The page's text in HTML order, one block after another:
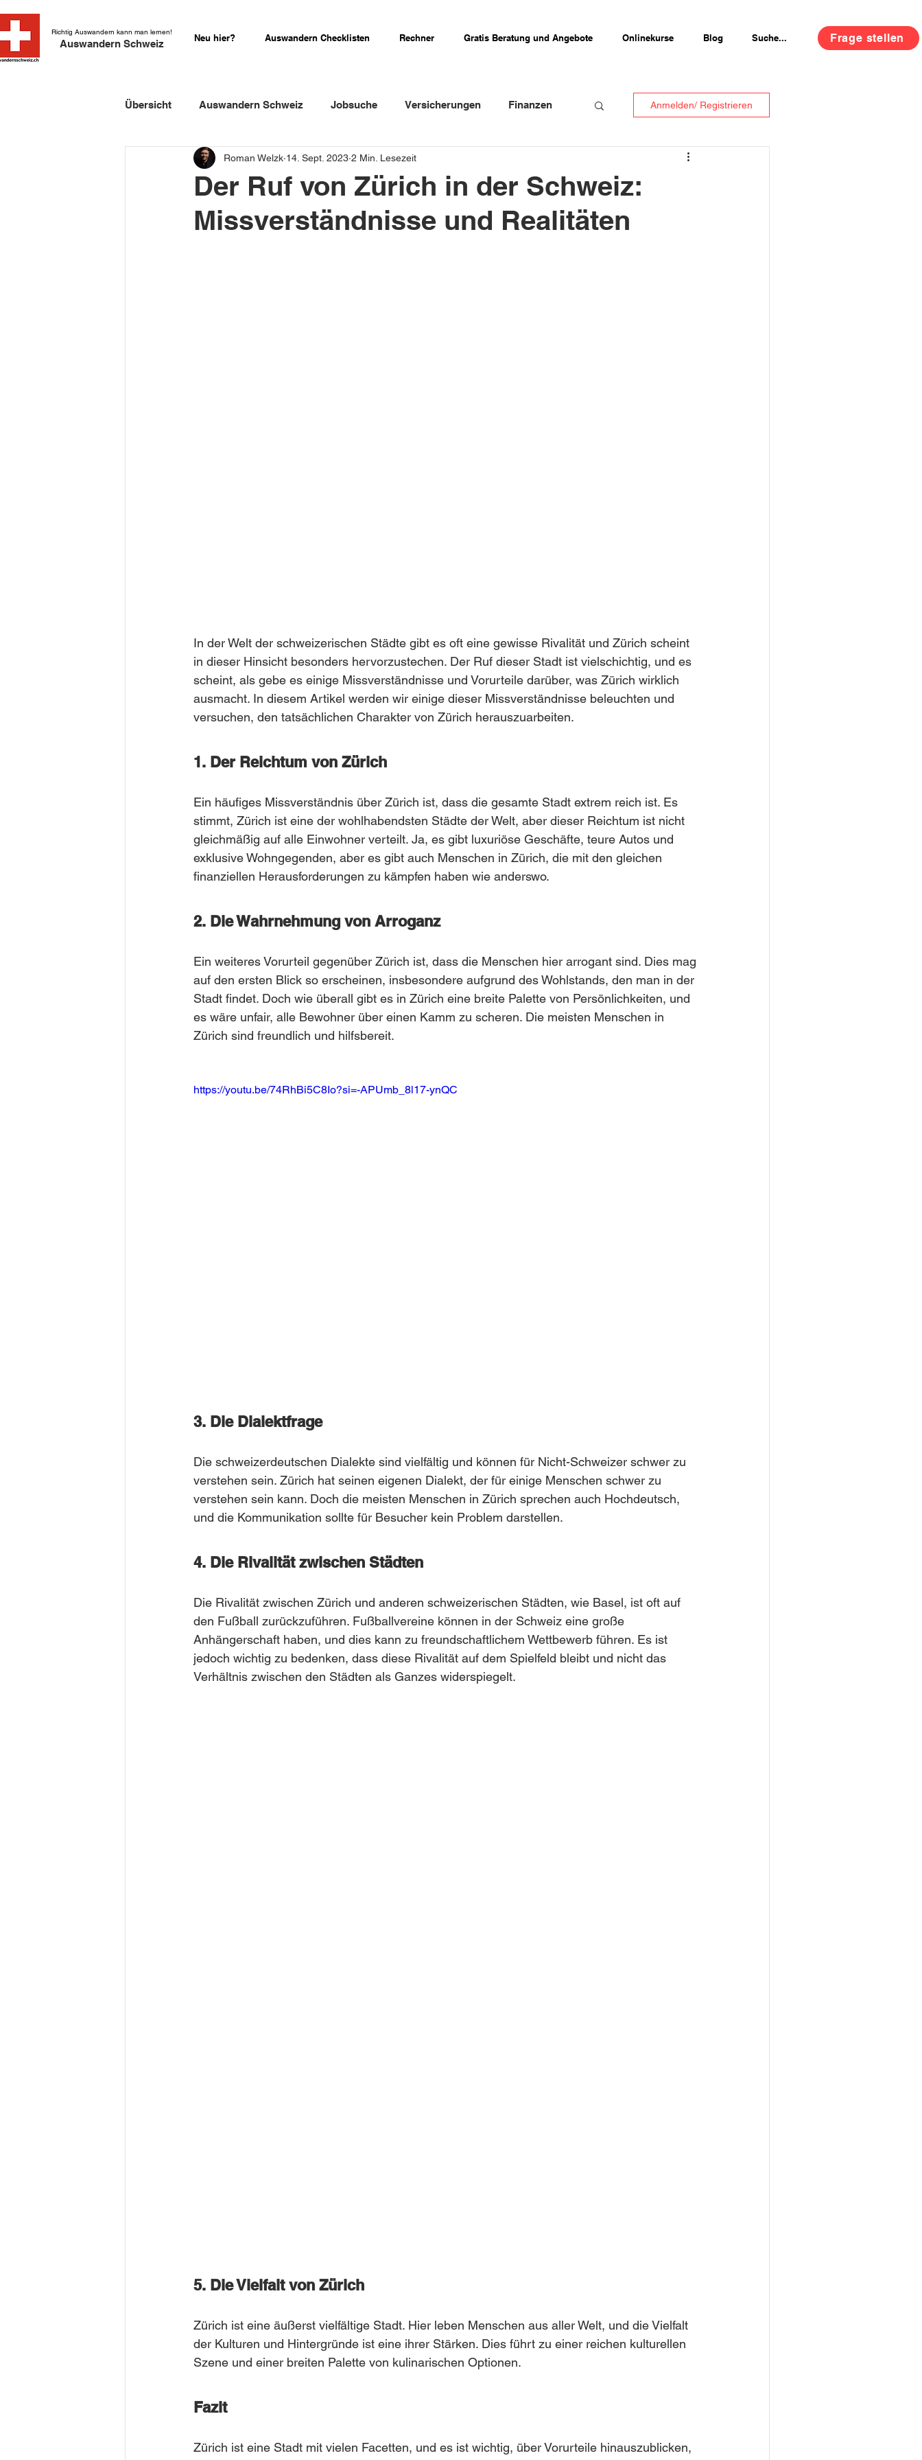
Richtig Auswandern kann man lernen!
Auswandern Schweiz Neu hier? Auswandern Checklisten Rechner Gratis Beratung und Angebote Onlinekurse Blog Suche... Frage stellen
Übersicht Auswandern Schweiz Jobsuche Versicherungen Finanzen
Einbürgerung Schweiz Schweizer Firmenportraits
Schweizer Kurzgeschichten Erfahrungsberichte
Anmelden/ Registrieren
Der Ruf von Zürich in der Schweiz:
Missverständnisse und Realitäten
Roman Welzk 14. Sept. 2023 2 Min. Lesezeit
In der Welt der schweizerischen Städte gibt es oft eine gewisse Rivalität und Zürich scheint
in dieser Hinsicht besonders hervorzustechen. Der Ruf dieser Stadt ist vielschichtig, und es
scheint, als gebe es einige Missverständnisse und Vorurteile darüber, was Zürich wirklich
ausmacht. In diesem Artikel werden wir einige dieser Missverständnisse beleuchten und
versuchen, den tatsächlichen Charakter von Zürich herauszuarbeiten.
1. Der Reichtum von Zürich
Ein häufiges Missverständnis über Zürich ist, dass die gesamte Stadt extrem reich ist. Es
stimmt, Zürich ist eine der wohlhabendsten Städte der Welt, aber dieser Reichtum ist nicht
gleichmäßig auf alle Einwohner verteilt. Ja, es gibt luxuriöse Geschäfte, teure Autos und
exklusive Wohngegenden, aber es gibt auch Menschen in Zürich, die mit den gleichen
finanziellen Herausforderungen zu kämpfen haben wie anderswo.
2. Die Wahrnehmung von Arroganz
Ein weiteres Vorurteil gegenüber Zürich ist, dass die Menschen hier arrogant sind. Dies mag
auf den ersten Blick so erscheinen, insbesondere aufgrund des Wohlstands, den man in der
Stadt findet. Doch wie überall gibt es in Zürich eine breite Palette von Persönlichkeiten, und
es wäre unfair, alle Bewohner über einen Kamm zu scheren. Die meisten Menschen in
Zürich sind freundlich und hilfsbereit.
https://youtu.be/74RhBi5C8Io?si=-APUmb_8l17-ynQC
3. Die Dialektfrage
Die schweizerdeutschen Dialekte sind vielfältig und können für Nicht-Schweizer schwer zu
verstehen sein. Zürich hat seinen eigenen Dialekt, der für einige Menschen schwer zu
verstehen sein kann. Doch die meisten Menschen in Zürich sprechen auch Hochdeutsch,
und die Kommunikation sollte für Besucher kein Problem darstellen.
4. Die Rivalität zwischen Städten
Die Rivalität zwischen Zürich und anderen schweizerischen Städten, wie Basel, ist oft auf
den Fußball zurückzuführen. Fußballvereine können in der Schweiz eine große
Anhängerschaft haben, und dies kann zu freundschaftlichem Wettbewerb führen. Es ist
jedoch wichtig zu bedenken, dass diese Rivalität auf dem Spielfeld bleibt und nicht das
Verhältnis zwischen den Städten als Ganzes widerspiegelt.
5. Die Vielfalt von Zürich
Zürich ist eine äußerst vielfältige Stadt. Hier leben Menschen aus aller Welt, und die Vielfalt
der Kulturen und Hintergründe ist eine ihrer Stärken. Dies führt zu einer reichen kulturellen
Szene und einer breiten Palette von kulinarischen Optionen.
Fazit
Zürich ist eine Stadt mit vielen Facetten, und es ist wichtig, über Vorurteile hinauszublicken,